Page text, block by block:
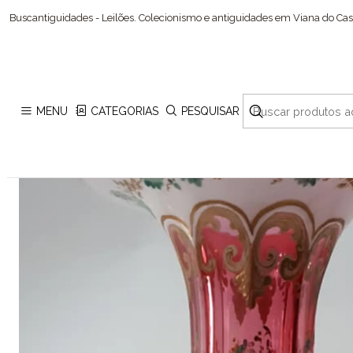
MENU CATEGORIAS PESQUISAR
Buscantiguidades - Leilões. Colecionismo e antiguidades em Viana do